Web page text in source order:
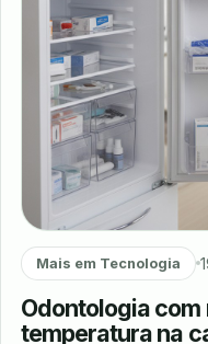
Mais em Tecnologia
Odontologia
temperatura na